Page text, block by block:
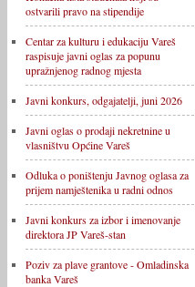
ostvarili pravo na stipendije
Centar za kulturu i edukaciju Vareš
raspisuje javni oglas za popunu
upražnjenog radnog mjesta
Javni konkurs, odgajatelji, juni 2026
Javni oglas o prodaji nekretnine u
vlasništvu Općine Vareš
Odluka o poništenju Javnog oglasa za
prijem namještenika u radni odnos
Javni konkurs za izbor i imenovanje
direktora JP Vareš-stan
Poziv za plave grantove - Omladinska
banka Vareš